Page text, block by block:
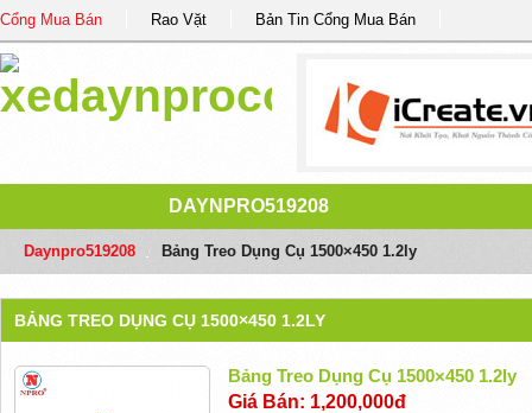
Cổng Mua Bán Rao Vặt Bản Tin Cổng Mua Bán
DAYNPRO519208
Daynpro519208 Bảng Treo Dụng Cụ 1500×450 1.2ly
BẢNG TREO DỤNG CỤ 1500×450 1.2LY
Bảng Treo Dụng Cụ 1500×450 1.2ly
Giá Bán: 1,200,000đ